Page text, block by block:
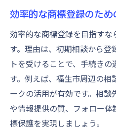
効率的な商標登録のた
効率的な商標登録を目指す
す。理由は、初期相談から登
トを受けることで、手続き
す。例えば、福生市周辺の相
ークの活用が有効です。相談
や情報提供の質、フォロー
標保護を実現しましょう。